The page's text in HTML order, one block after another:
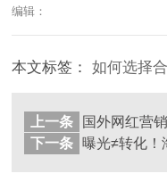
编辑：
本文标签：如何选择
上一条
下一条